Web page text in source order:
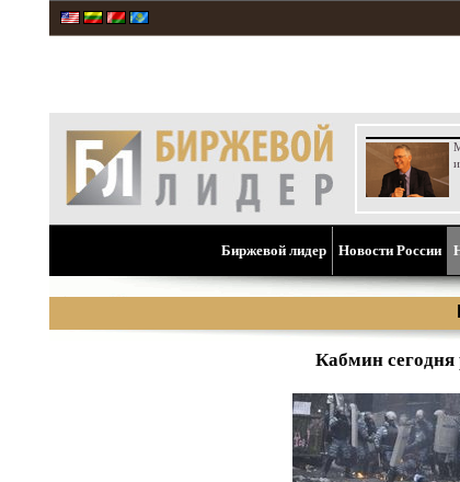
Биржевой лидер Новости России
Кабмин